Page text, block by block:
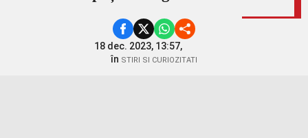
18 dec. 2023, 13:57,
în STIRI SI CURIOZITATI